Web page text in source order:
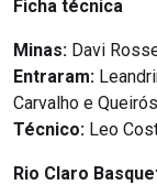
Ficha técnica
Minas: Davi
Entraram:
Carvalho e
Técnico: Leo
Rio Claro